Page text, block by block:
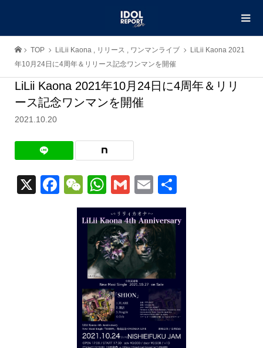
TOP LiLii Kaona , リリース , ワンマンライブ
LiLii Kaona 2021
年10月24日に4周年＆リリース記念ワンマンを開催
LiLii Kaona 2021年10月24日に4周年＆リリ
ース記念ワンマンを開催
2021.10.20
X Facebook
WeChat
WhatsApp
GmailEmail
有